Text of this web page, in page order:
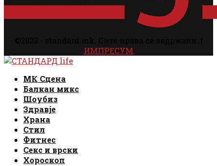
ИМПРЕСУМ
Facebook
Instagram
Email
Rss
МК Сцена
Балкан микс
Шоубиз
Здравје
Храна
Стил
Фитнес
Секс и врски
Хороскоп